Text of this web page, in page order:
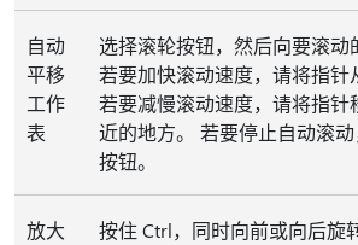
自动
平移
工作
表
选择滚轮按钮，然后向要滚动
若要加快滚动速度，请将指针
若要减慢滚动速度，请将指针
近的地方。 若要停止自动滚
按钮。
放大
按住 Ctrl，同时向前或向后旋